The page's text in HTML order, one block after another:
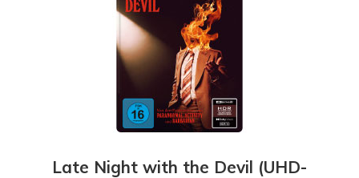
Late Night with the Devil (UHD-